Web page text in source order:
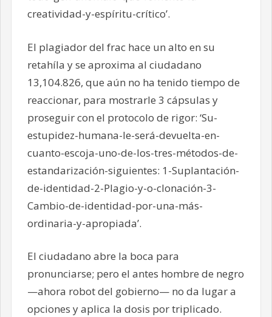
creatividad-y-espíritu-crítico’.
El plagiador del frac hace un alto en su
retahíla y se aproxima al ciudadano
13,104.826, que aún no ha tenido tiempo de
reaccionar, para mostrarle 3 cápsulas y
proseguir con el protocolo de rigor: ‘Su-
estupidez-humana-le-será-devuelta-en-
cuanto-escoja-uno-de-los-tres-métodos-de-
estandarización-siguientes: 1-Suplantación-
de-identidad-2-Plagio-y-o-clonación-3-
Cambio-de-identidad-por-una-más-
ordinaria-y-apropiada’.
El ciudadano abre la boca para
pronunciarse; pero el antes hombre de negro
—ahora robot del gobierno— no da lugar a
opciones y aplica la dosis por triplicado.